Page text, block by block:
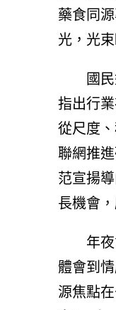
藥食同
光，光
國
指出行
從尺度
聯網推
范宣揚
長機會
年
體會到
源焦點